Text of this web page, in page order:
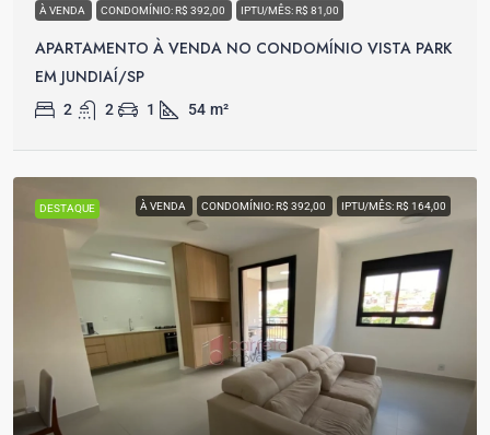
À VENDA CONDOMÍNIO: R$ 392,00 IPTU/MÊS: R$ 81,00
APARTAMENTO À VENDA NO CONDOMÍNIO VISTA PARK
EM JUNDIAÍ/SP
2 2 1 54 m²
DESTAQUE À VENDA CONDOMÍNIO: R$ 392,00 IPTU/MÊS: R$ 164,00